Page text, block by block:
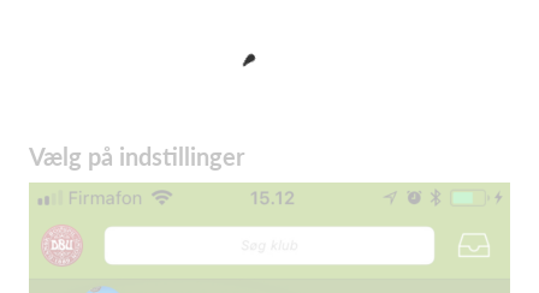
Vælg på indstillinger